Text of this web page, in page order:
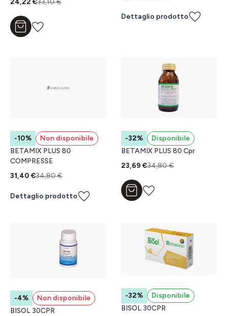
24,22 €33,10 €
Aggiungi al carrello
Dettaglio prodotto
-10%
Non disponibile
BETAMIX PLUS 80
COMPRESSE
31,40 €34,80 €
Dettaglio prodotto
-32%
Disponibile
BETAMIX PLUS 80 Cpr
23,69 €34,80 €
Aggiungi al carrello
-4%
Non disponibile
BISOL 30CPR
-32%
Disponibile
BISOL 30CPR